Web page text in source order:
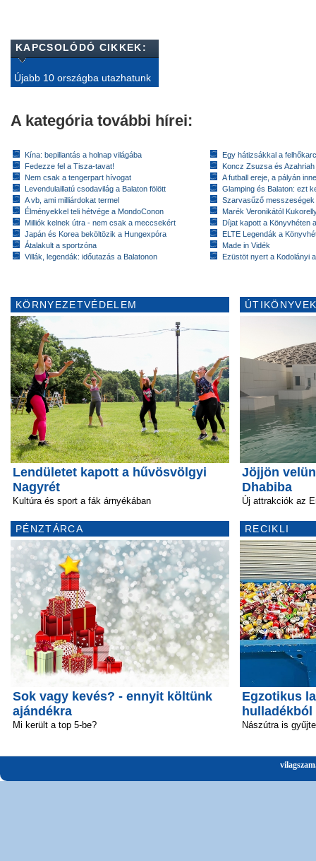
KAPCSOLÓDÓ CIKKEK:
Újabb 10 országba utazhatunk
A kategória további hírei:
Kína: bepillantás a holnap világába
Fedezze fel a Tisza-tavat!
Nem csak a tengerpart hívogat
Levendulaillatú csodavilág a Balaton fölött
A vb, ami milliárdokat termel
Élményekkel teli hétvége a MondoConon
Milliók kelnek útra - nem csak a meccsekért
Japán és Korea beköltözik a Hungexpóra
Átalakult a sportzóna
Villák, legendák: időutazás a Balatonon
Egy hátizsákkal a
Koncz Zsuzsa és
A futball ereje, a pályán
Glamping és Balaton: ezt
Szarvasűző messzeségek
Marék Veronikától
Díjat kapott a Könyvhéten
ELTE Legendák a
Made in Vidék
Ezüstöt nyert a Kodolányi
KÖRNYEZETVÉDELEM
Lendületet kapott a hűvösvölgyi
Nagyrét
Kultúra és sport a fák árnyékában
PÉNZTÁRCA
Sok vagy kevés? - ennyit költünk
ajándékra
Mi került a top 5-be?
Jöjjön
Dhabiba
Új attrakciók az
RECIKLI
Egzotikus
hulladékból
Nászútra is